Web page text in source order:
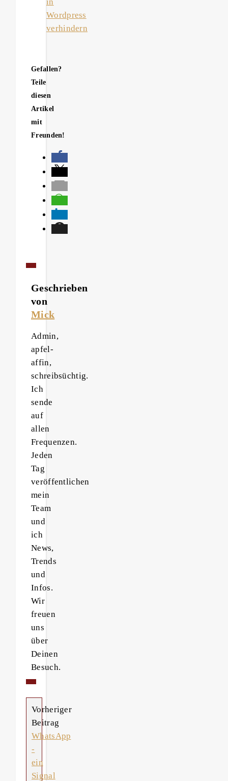
Wordpress
verhindern
Gefallen?
Teile
diesen
Artikel
mit
Freunden!
Geschrieben
von
Mick
Admin,
apfel-
affin,
schreibsüchtig.
Ich
sende
auf
allen
Frequenzen.
Jeden
Tag
veröffentlichen
mein
Team
und
ich
News,
Trends
und
Infos.
Wir
freuen
uns
über
Deinen
Besuch.
Vorheriger
Beitrag
WhatsApp
-
ein
Signal